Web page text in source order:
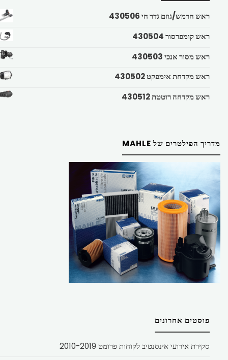
ראש חרמש/גוזם גדר חי 430506
ראש קומפרסור 430504
ראש מסור אנכי 430503
ראש מקדחת אימפקט 430502
ראש מקדחה רוטטת 430512
מדריך הפילטרים של MAHLE
פוסטים אחרונים
סקירת אירועי אינסנטיב לקוחות פרומט 2010-2019